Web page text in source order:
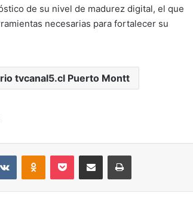
de su nivel de madurez digital, el que
necesarias para fortalecer su
tvcanal5.cl Puerto Montt
VKontakteOdnoklassniki
Pocket Compartir por correo electrónicoImprimir